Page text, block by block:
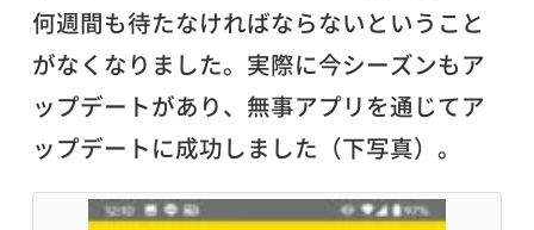
何週間も待たなければならないということ
がなくなりました。実際に今シーズンもア
ップデートがあり、無事アプリを通じてア
ップデートに成功しました（下写真）。